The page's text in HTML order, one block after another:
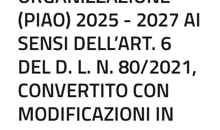
(PIAO) 2025 - 2027 AI
SENSI DELL’ART. 6
DEL D. L. N. 80/2021,
CONVERTITO CON
MODIFICAZIONI IN